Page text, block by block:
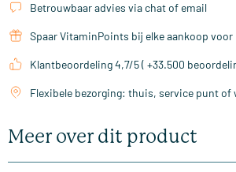
Betrouwbaar advies via chat of email
Spaar VitaminPoints bij elke aankoop
Klantbeoordeling 4,7/5 ( +33.500
Flexibele bezorging: thuis, service punt of
Meer over dit product